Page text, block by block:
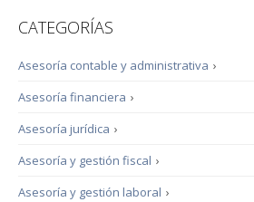
CATEGORÍAS
›
Asesoría contable y administrativa
›
Asesoría financiera
›
Asesoría jurídica
›
Asesoría y gestión fiscal
›
Asesoría y gestión laboral